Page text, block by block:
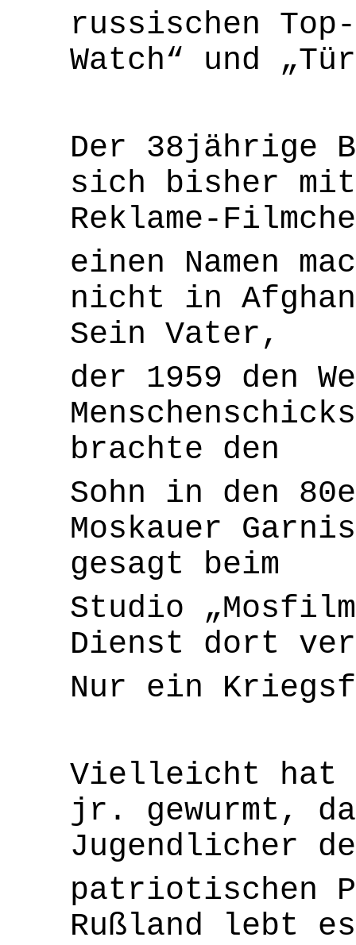
russischen
Watch“ und
Der 38jährige
sich bisher
Reklame-
einen Namen
nicht in
Sein Vater,
der 1959 den
brachte den
Sohn in den
Moskauer
gesagt beim
Studio
Dienst dort
Nur ein
Vielleicht hat
jr. gewurmt,
Jugendlicher
patriotischen
Rußland lebt